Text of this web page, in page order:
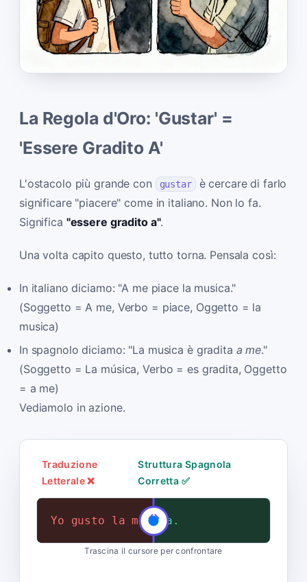
La Regola d'Oro: 'Gustar' =
'Essere Gradito A'
L'ostacolo più grande con gustar è cercare di farlo
significare "piacere" come in italiano. Non lo fa.
Significa "essere gradito a".
Una volta capito questo, tutto torna. Pensala così:
In italiano diciamo: "A me piace la musica."
(Soggetto = A me, Verbo = piace, Oggetto = la
musica)
In spagnolo diciamo: "La musica è gradita a me."
(Soggetto = La música, Verbo = es gradita, Oggetto
= a me)
Vediamolo in azione.
Traduzione
Letterale ❌
Struttura Spagnola
Corretta ✅
Yo gusto la música.
Me gusta la música.
Trascina il cursore per confrontare